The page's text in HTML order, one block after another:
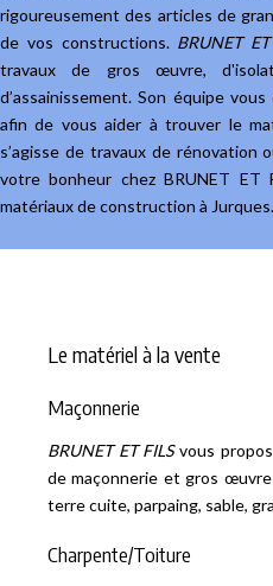
rigoureusement des articles de
de vos constructions. BRUNET
travaux de gros œuvre,
d’assainissement. Son équipe
afin de vous aider à trouver le
s’agisse de travaux de
votre bonheur chez BRUNET ET
matériaux de construction à Jurques.
Le matériel à la vente
Maçonnerie
BRUNET ET FILSvous
de maçonnerie et gros
terre cuite, parpaing, sable,
Charpente/Toiture